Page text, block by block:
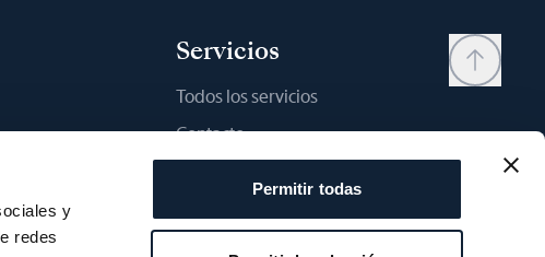
y
redes
Permitir todas
Servicios
Todos los servicios
Contacto